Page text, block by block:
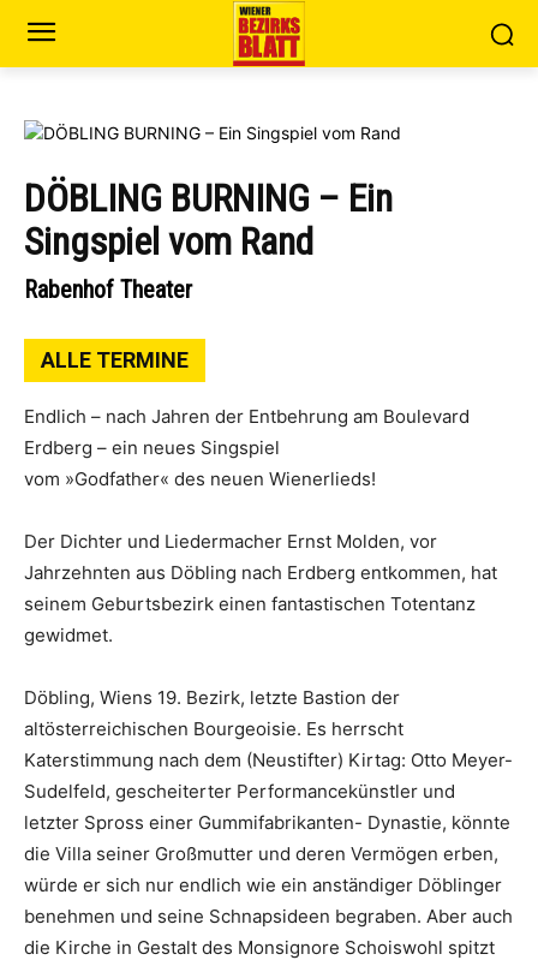
DÖBLING BURNING – Ein
Singspiel vom Rand
Rabenhof Theater
ALLE TERMINE
Endlich – nach Jahren der Entbehrung am Boulevard
Erdberg – ein neues Singspiel
vom »Godfather« des neuen Wienerlieds!
Der Dichter und Liedermacher Ernst Molden, vor
Jahrzehnten aus Döbling nach Erdberg entkommen, hat
seinem Geburtsbezirk einen fantastischen Totentanz
gewidmet.
Döbling, Wiens 19. Bezirk, letzte Bastion der
altösterreichischen Bourgeoisie. Es herrscht
Katerstimmung nach dem (Neustifter) Kirtag: Otto Meyer-
Sudelfeld, gescheiterter Performancekünstler und
letzter Spross einer Gummifabrikanten- Dynastie, könnte
die Villa seiner Großmutter und deren Vermögen erben,
würde er sich nur endlich wie ein anständiger Döblinger
benehmen und seine Schnapsideen begraben. Aber auch
die Kirche in Gestalt des Monsignore Schoiswohl spitzt